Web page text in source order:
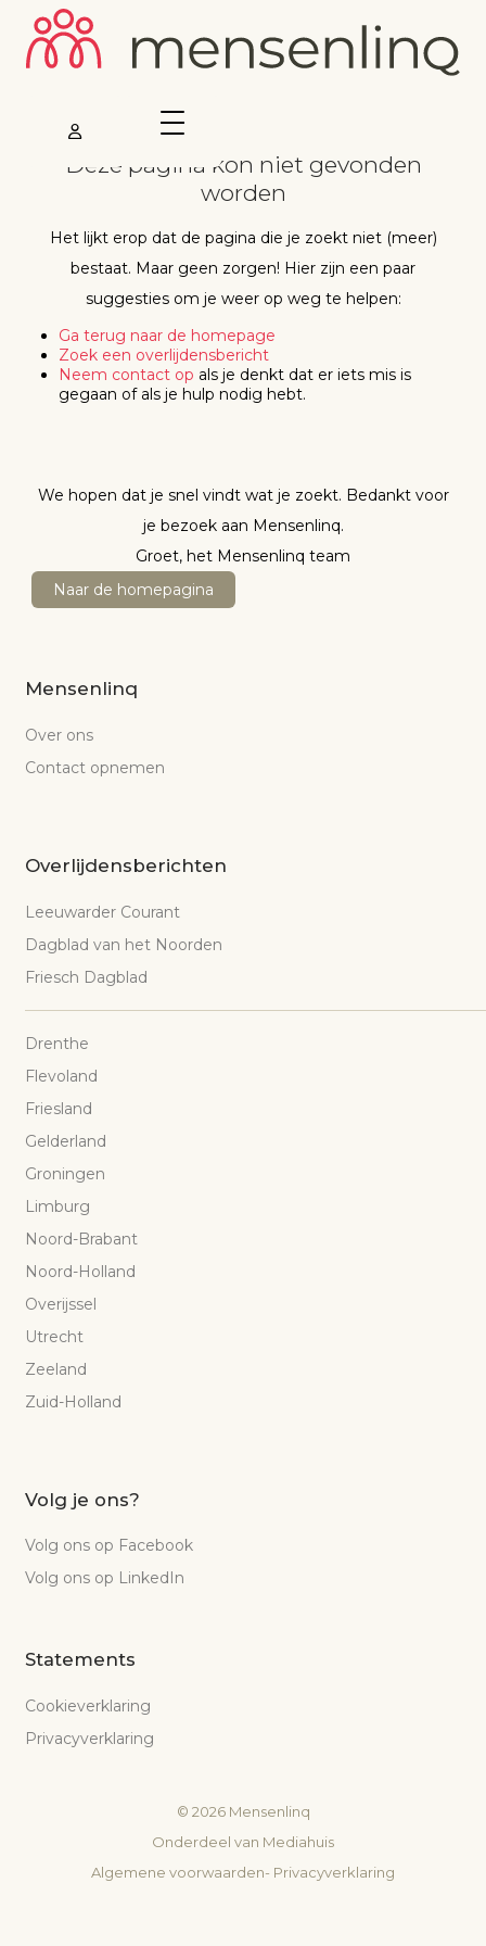
Deze pagina kon niet gevonden
worden
Het lijkt erop dat de pagina die je zoekt niet (meer)
bestaat. Maar geen zorgen! Hier zijn een paar
suggesties om je weer op weg te helpen:
Ga terug naar de homepage
Zoek een overlijdensbericht
Neem contact op als je denkt dat er iets mis is
gegaan of als je hulp nodig hebt.
We hopen dat je snel vindt wat je zoekt. Bedankt voor
je bezoek aan Mensenlinq.
Groet, het Mensenlinq team
Naar de homepagina
Mensenlinq
Over ons
Contact opnemen
Overlijdensberichten
Leeuwarder Courant
Dagblad van het Noorden
Friesch Dagblad
Drenthe
Flevoland
Friesland
Gelderland
Groningen
Limburg
Noord-Brabant
Noord-Holland
Overijssel
Utrecht
Zeeland
Zuid-Holland
Volg je ons?
Volg ons op Facebook
Volg ons op LinkedIn
Statements
Cookieverklaring
Privacyverklaring
© 2026Mensenlinq
Onderdeel van Mediahuis
Algemene voorwaarden- Privacyverklaring